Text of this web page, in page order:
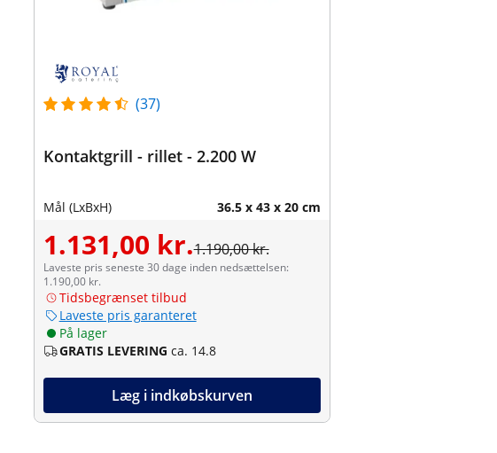
(37)
Kontaktgrill - rillet - 2.200 W
Mål (LxBxH) 36.5 x 43 x 20 cm
1.131,00 kr.1.190,00 kr.
Laveste pris seneste 30 dage inden nedsættelsen:
1.190,00 kr.
Tidsbegrænset tilbud
Laveste pris garanteret
På lager
GRATIS LEVERING ca. 14.8
Læg i indkøbskurven